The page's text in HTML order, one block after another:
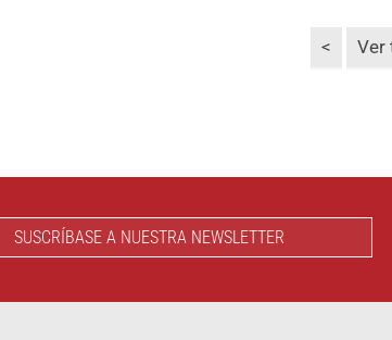
< Ver
SUSCRÍBASE A NUESTRA NEWSLETTER